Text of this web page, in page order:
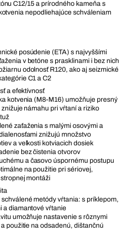
C12/15 a prírodného kameňa s
nepodliehajúce schváleniam
posúdenie (ETA) s najvyššími
v betóne s prasklinami i bez nich
odolnosť R120, ako aj seizmické
C1 a C2
a efektívnosť
kotvenia (M8-M16) umožňuje presný
námahu pri vŕtaní a riziko
zaťaženia s malými osovými a
znižujú množstvo
a veľkosti kotviacich dosiek
bez čistenia otvorov
a časovo úspornému postupu
na použitie pri sériovej,
montáži
schválené metódy vŕtania: s príklepom,
a diamantové vŕtanie
umožňuje nastavenie s rôznymi
použitie na odsadenú, dištančnú